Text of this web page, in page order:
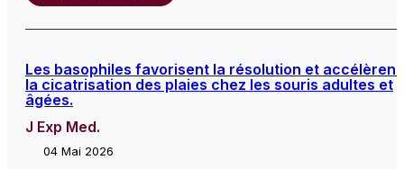
Les basophiles favorisent la résolution et accélèrent
la cicatrisation des plaies chez les souris adultes et
âgées.
J Exp Med.
04 Mai 2026